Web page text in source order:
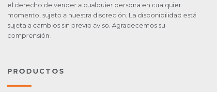
el derecho de vender a cualquier persona en cualquier
momento, sujeto a nuestra discreción. La disponibilidad está
sujeta a cambios sin previo aviso. Agradecemos su
comprensión.
PRODUCTOS